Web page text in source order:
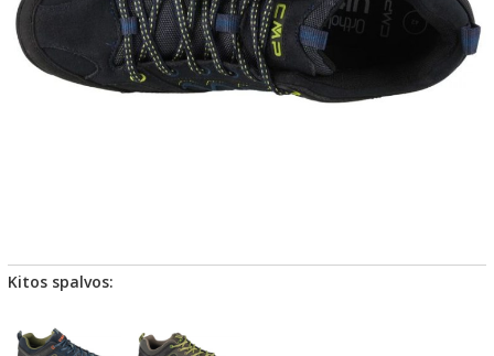
Kitos spalvos: